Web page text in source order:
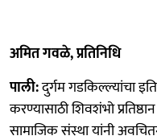
अमित गवळे, प्रतिनिधि
पाली:दुर्गम गडकिल्ल्यांचा
करण्यासाठी शिवशंभो
सामाजिक संस्था यांनी